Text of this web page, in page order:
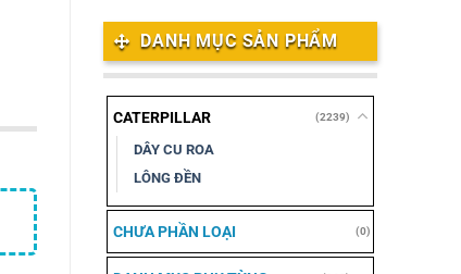
DANH MỤC SẢN PHẨM
CATERPILLAR (2239)
DÂY CU ROA
LÔNG ĐỀN
CHƯA PHẦN LOẠI (0)